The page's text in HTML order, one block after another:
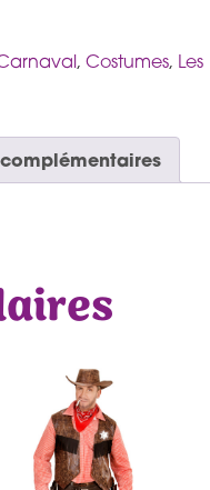
, Costumes, Les